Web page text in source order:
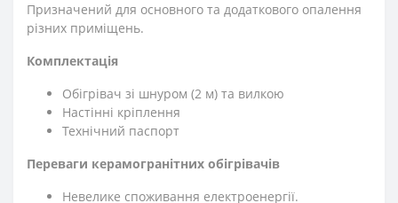
Призначений для основного та додаткового опалення
різних приміщень.
Комплектація
Обігрівач зі шнуром (2 м) та вилкою
Настінні кріплення
Технічний паспорт
Переваги керамогранітних обігрівачів
Невелике споживання електроенергії.